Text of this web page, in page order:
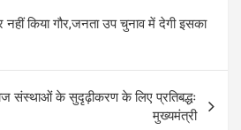
नहीं किया गौर,जनता उप चुनाव में देगी इसका
संस्थाओं के सुदृढ़ीकरण के लिए प्रतिबद्धः
मुख्यमंत्री